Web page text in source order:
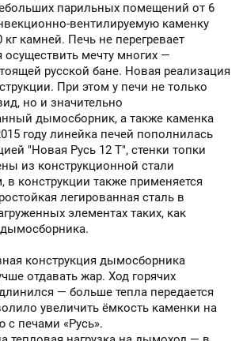
парильных помещений от 6
вентилируемую каменку
камней. Печь не перегревает
осуществить мечту многих —
русской бане. Новая реализация
При этом у печи не только
но и значительно
дымосборник, а также каменка
году линейка печей пополнилась
"Новая Русь 12 Т", стенки топки
из конструкционной стали
конструкции также применяется
легированная сталь в
элементах таких, как
конструкция дымосборника
отдавать жар. Ход горячих
— больше тепла передается
увеличить ёмкость каменки на
с печами «Русь».